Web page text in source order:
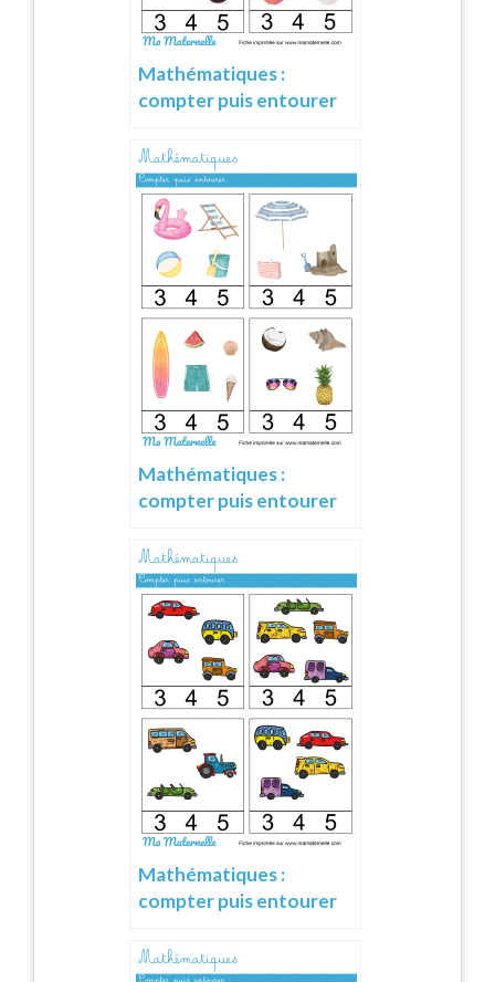
Mathématiques :
compter puis entourer
Mathématiques :
compter puis entourer
Mathématiques :
compter puis entourer